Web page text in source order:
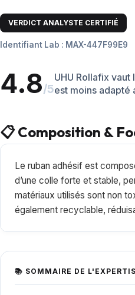
VERDICT ANALYSTE CERTIFIÉ
Identifiant Lab : MAX-447F99E9
4.8/5
UHU Rollafix
est moins adapté
📋 Composition &
Le ruban adhésif est
d’une colle forte et stable,
matériaux utilisés sont non
également recyclable,
📚 SOMMAIRE DE